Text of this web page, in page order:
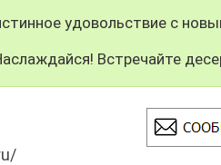
удовольствие с
Встречайте